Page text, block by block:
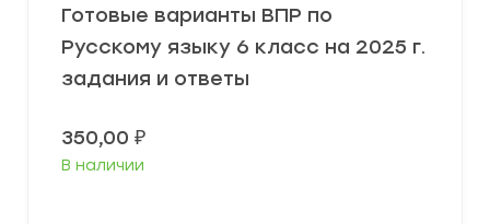
Готовые варианты ВПР по
Русскому языку 6 класс на 2025 г.
задания и ответы
350,00 ₽
В наличии